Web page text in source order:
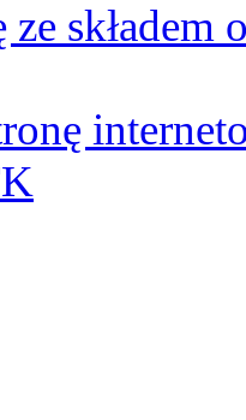
ze składem